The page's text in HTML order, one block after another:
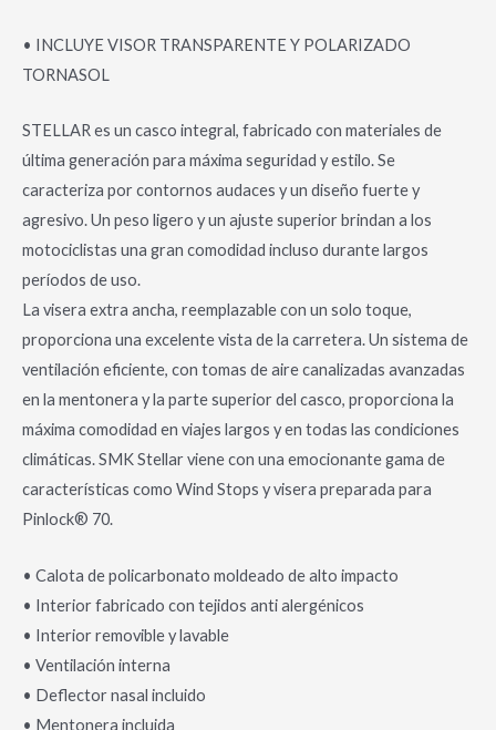
• INCLUYE VISOR TRANSPARENTE Y POLARIZADO
TORNASOL
STELLAR es un casco integral, fabricado con materiales de
última generación para máxima seguridad y estilo. Se
caracteriza por contornos audaces y un diseño fuerte y
agresivo. Un peso ligero y un ajuste superior brindan a los
motociclistas una gran comodidad incluso durante largos
períodos de uso.
La visera extra ancha, reemplazable con un solo toque,
proporciona una excelente vista de la carretera. Un sistema de
ventilación eficiente, con tomas de aire canalizadas avanzadas
en la mentonera y la parte superior del casco, proporciona la
máxima comodidad en viajes largos y en todas las condiciones
climáticas. SMK Stellar viene con una emocionante gama de
características como Wind Stops y visera preparada para
Pinlock® 70.
• Calota de policarbonato moldeado de alto impacto
• Interior fabricado con tejidos anti alergénicos
• Interior removible y lavable
• Ventilación interna
• Deflector nasal incluido
• Mentonera incluida